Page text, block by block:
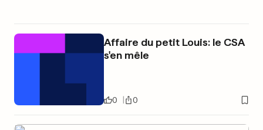
Affaire du petit Louis: le CSA
s'en mêle
0 0